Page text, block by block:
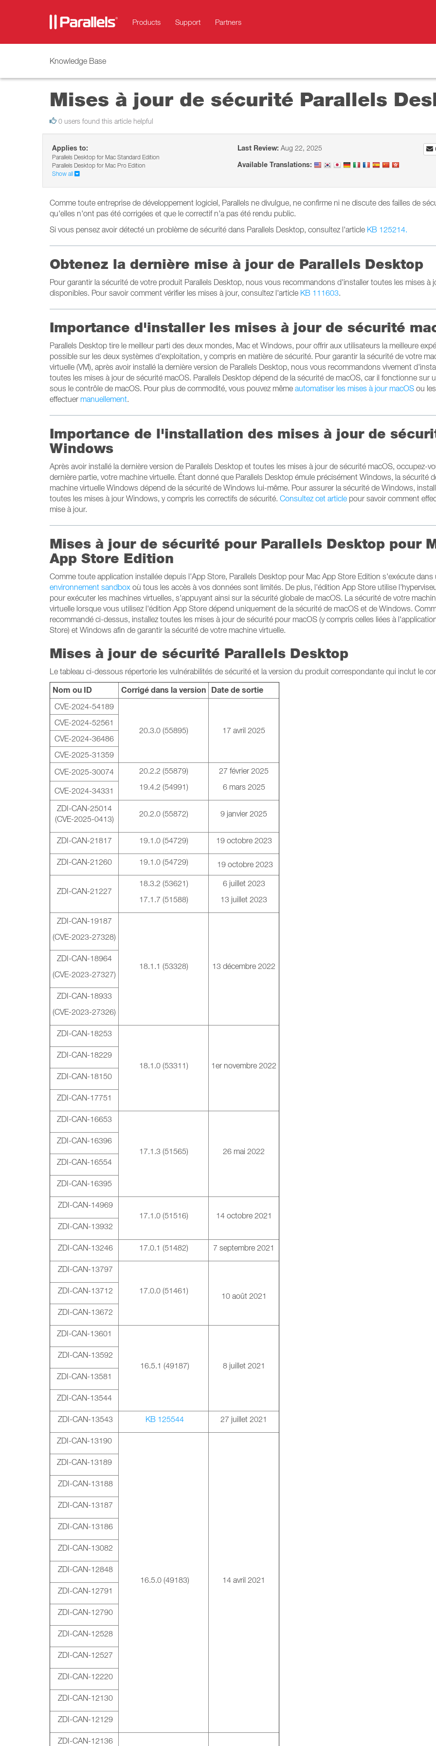
Products Support Partners
Knowledge Base
Mises à jour de sécurité Parallels
0 users found this article helpful
Applies to:
Parallels Desktop for Mac Standard Edition
Parallels Desktop for Mac Pro Edition
Show all
Last Review: Aug 22, 2025
Available Translations:
Comme toute entreprise de développement logiciel, Parallels ne divulgue, ne confirme ni ne discute des failles de
qu'elles n'ont pas été corrigées et que le correctif n'a pas été rendu public.
Si vous pensez avoir détecté un problème de sécurité dans Parallels Desktop, consultez l'article KB 125214.
Obtenez la dernière mise à jour de Parallels Desktop
Pour garantir la sécurité de votre produit Parallels Desktop, nous vous recommandons d'installer toutes les mises à
disponibles. Pour savoir comment vérifier les mises à jour, consultez l'article KB 111603.
Importance d'installer les mises à jour de sécurité
Parallels Desktop tire le meilleur parti des deux mondes, Mac et Windows, pour offrir aux utilisateurs la meilleure
possible sur les deux systèmes d'exploitation, y compris en matière de sécurité. Pour garantir la sécurité de votre
virtuelle (VM), après avoir installé la dernière version de Parallels Desktop, nous vous recommandons vivement
toutes les mises à jour de sécurité macOS. Parallels Desktop dépend de la sécurité de macOS, car il fonctionne sur
sous le contrôle de macOS. Pour plus de commodité, vous pouvez même automatiser les mises à jour macOS ou les
effectuer manuellement.
Importance de l'installation des mises à jour de
Windows
Après avoir installé la dernière version de Parallels Desktop et toutes les mises à jour de sécurité macOS, occupez-
dernière partie, votre machine virtuelle. Étant donné que Parallels Desktop émule précisément Windows, la sécurité
machine virtuelle Windows dépend de la sécurité de Windows lui-même. Pour assurer la sécurité de Windows,
toutes les mises à jour Windows, y compris les correctifs de sécurité. Consultez cet article pour savoir comment
mise à jour.
Mises à jour de sécurité pour Parallels Desktop pour
App Store Edition
Comme toute application installée depuis l'App Store, Parallels Desktop pour Mac App Store Edition s'exécute dans
environnement sandbox où tous les accès à vos données sont limités. De plus, l'édition App Store utilise
pour exécuter les machines virtuelles, s'appuyant ainsi sur la sécurité globale de macOS. La sécurité de votre
virtuelle lorsque vous utilisez l'édition App Store dépend uniquement de la sécurité de macOS et de Windows.
recommandé ci-dessus, installez toutes les mises à jour de sécurité pour macOS (y compris celles liées à
Store) et Windows afin de garantir la sécurité de votre machine virtuelle.
Mises à jour de sécurité Parallels Desktop
Le tableau ci-dessous répertorie les vulnérabilités de sécurité et la version du produit correspondante qui inclut le
Nom ou ID Corrigé dans la version Date de sortie
CVE-2024-54189
20.3.0 (55895) 17 avril 2025
CVE-2024-52561
CVE-2024-36486
CVE-2025-31359
CVE-2025-30074
20.2.2 (55879)
19.4.2 (54991)
27 février 2025
6 mars 2025
CVE-2024-34331
ZDI-CAN-25014
(CVE-2025-0413)
20.2.0 (55872) 9 janvier 2025
ZDI-CAN-21817 19.1.0 (54729) 19 octobre 2023
ZDI-CAN-21260 19.1.0 (54729) 19 octobre 2023
ZDI-CAN-21227
18.3.2 (53621)
17.1.7 (51588)
6 juillet 2023
13 juillet 2023
ZDI-CAN-19187
(CVE-2023-27328)
18.1.1 (53328) 13 décembre 2022
ZDI-CAN-18964
(CVE-2023-27327)
ZDI-CAN-18933
(CVE-2023-27326)
ZDI-CAN-18253
18.1.0 (53311) 1er novembre 2022
ZDI-CAN-18229
ZDI-CAN-18150
ZDI-CAN-17751
ZDI-CAN-16653
17.1.3 (51565) 26 mai 2022
ZDI-CAN-16396
ZDI-CAN-16554
ZDI-CAN-16395
ZDI-CAN-14969
17.1.0 (51516)
14 octobre 2021
ZDI-CAN-13932
ZDI-CAN-13246 17.0.1 (51482) 7 septembre 2021
ZDI-CAN-13797
17.0.0 (51461)
10 août 2021
ZDI-CAN-13712
ZDI-CAN-13672
ZDI-CAN-13601
16.5.1 (49187) 8 juillet 2021
ZDI-CAN-13592
ZDI-CAN-13581
ZDI-CAN-13544
ZDI-CAN-13543 KB 125544 27 juillet 2021
ZDI-CAN-13190
16.5.0 (49183) 14 avril 2021
ZDI-CAN-13189
ZDI-CAN-13188
ZDI-CAN-13187
ZDI-CAN-13186
ZDI-CAN-13082
ZDI-CAN-12848
ZDI-CAN-12791
ZDI-CAN-12790
ZDI-CAN-12528
ZDI-CAN-12527
ZDI-CAN-12220
ZDI-CAN-12130
ZDI-CAN-12129
ZDI-CAN-12136